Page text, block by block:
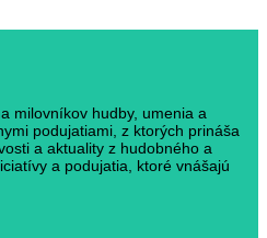
milovníkov hudby, umenia a
podujatiami, z ktorých prináša
a aktuality z hudobného a
a podujatia, ktoré vnášajú